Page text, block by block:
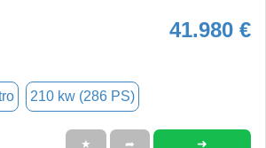
41.980 €
210 kw (286 PS)
★ ➦ ➜